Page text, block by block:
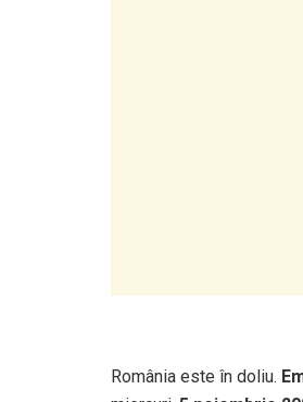
România este în doliu.